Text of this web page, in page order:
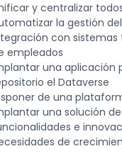
y centralizar
la gestión
con sistemas
empleados
una aplicación
el Dataverse
de una
una solución
e
de